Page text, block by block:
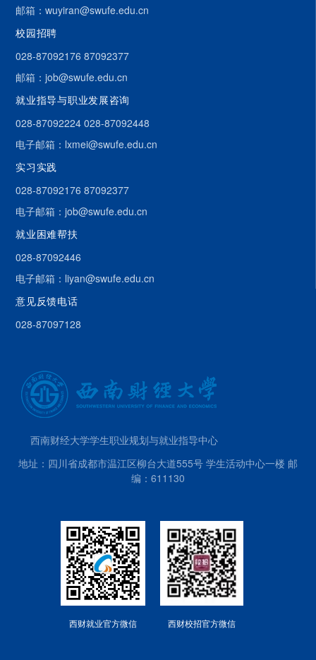
邮箱：wuyiran@swufe.edu.cn
校园招聘
028-87092176 87092377
邮箱：job@swufe.edu.cn
就业指导与职业发展咨询
028-87092224 028-87092448
电子邮箱：lxmei@swufe.edu.cn
实习实践
028-87092176 87092377
电子邮箱：job@swufe.edu.cn
就业困难帮扶
028-87092446
电子邮箱：liyan@swufe.edu.cn
意见反馈电话
028-87097128
西南财经大学学生职业规划与就业指导中心
地址：四川省成都市温江区柳台大道555号 学生活动中心一楼 邮
编：611130
西财就业官方微信 西财校招官方微信